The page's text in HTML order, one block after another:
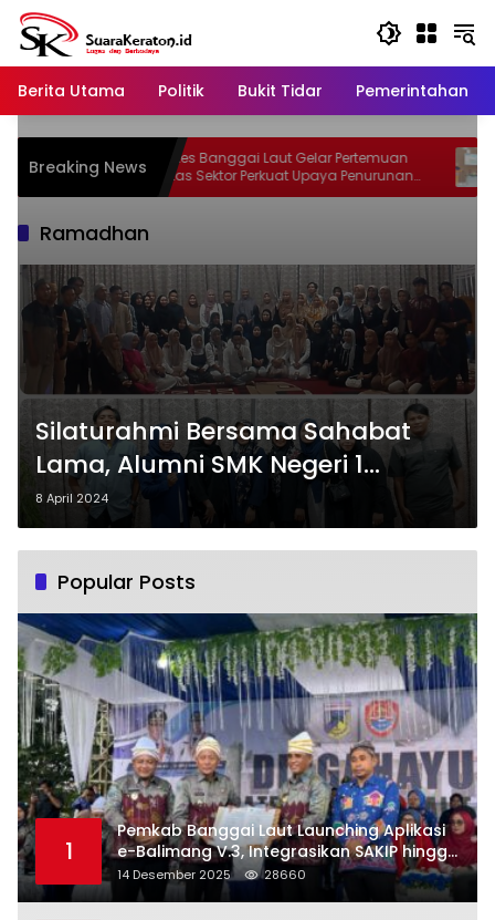
Langsung
konten
Berita Utama
Politik Bukit Tidar Pemerintahan
Breaking NewsDinkes Banggai Laut Gelar Pertemuan
Lintas Sektor Perkuat Upaya Penurunan
Stunting di Banggai Laut
Ramadhan
Silaturahmi Bersama Sahabat
Lama, Alumni SMK Negeri 1
Ampana Kota Gelar Buka Puasa
Bersama
8 April 2024
Popular Posts
1
Pemkab Banggai Laut Launching Aplikasi
e-Balimang V.3, Integrasikan SAKIP hingga
Satu Data Layanan Publik
14 Desember 2025 28660